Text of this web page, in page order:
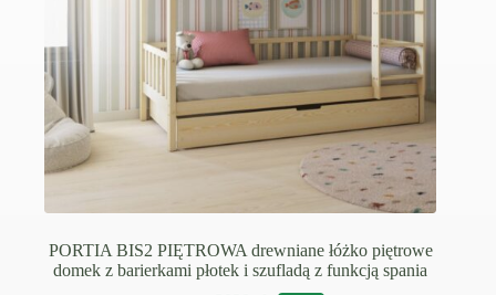
PORTIA BIS2 PIĘTROWA drewniane łóżko piętrowe
domek z barierkami płotek i szufladą z funkcją spania